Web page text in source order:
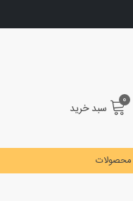
0 سبد خرید
محصولات